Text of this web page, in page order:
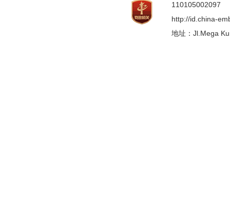
110105002097
http://id.china-
地址：Jl.Mega